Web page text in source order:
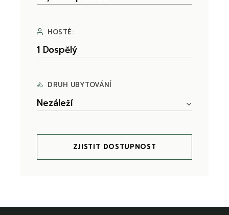
HOSTÉ:
DRUH UBYTOVÁNÍ
Nezáleží
ZJISTIT DOSTUPNOST